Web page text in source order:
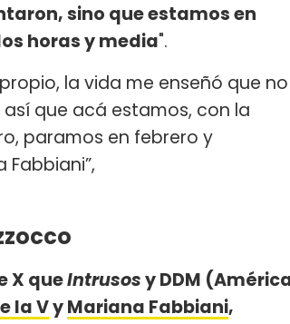
sino que estamos en
horas y media".
la vida me enseñó que no
que acá estamos, con la
paramos en febrero y
X queIntrusosy DDM
la VyMariana Fabbiani,